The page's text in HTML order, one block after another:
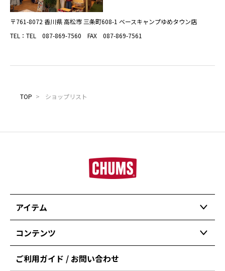
〒761-8072 香川県 高松市 三条町608-1 ベースキャンプゆめタウン店
TEL：TEL 087-869-7560 FAX 087-869-7561
TOP > ショップリスト
アイテム
コンテンツ
ご利用ガイド / お問い合わせ